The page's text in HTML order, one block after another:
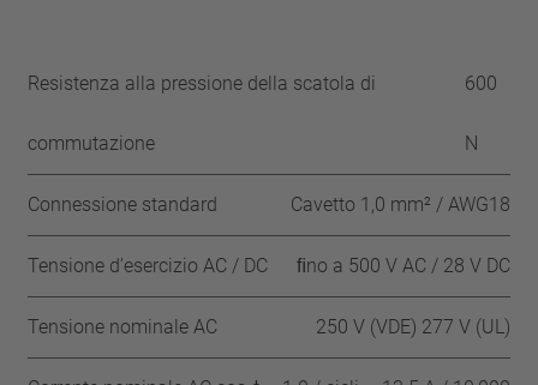
Resistenza alla pressione della scatola di
commutazione
600
N
Connessione standard Cavetto 1,0 mm² / AWG18
Tensione d’esercizio AC / DC ﬁno a 500 V AC / 28 V DC
Tensione nominale AC 250 V (VDE) 277 V (UL)